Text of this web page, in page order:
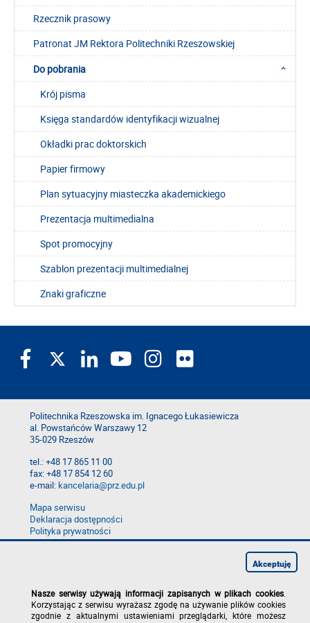
Rzecznik prasowy
Patronat JM Rektora Politechniki Rzeszowskiej
Do pobrania
Krój pisma
Księga standardów identyfikacji wizualnej
Okładki prac doktorskich
Papier firmowy
Plan sytuacyjny miasteczka akademickiego
Prezentacja multimedialna
Spot promocyjny
Szablon prezentacji multimedialnej
Znaki graficzne
Politechnika Rzeszowska im. Ignacego Łukasiewicza
al. Powstańców Warszawy 12
35-029 Rzeszów
tel.: +48 17 865 11 00
fax: +48 17 854 12 60
e-mail:kancelaria@prz.edu.pl
Mapa serwisu
Deklaracja dostępności
Polityka prywatności
Zgłoś błąd na stronie
Nasze serwisy używają informacji zapisanych w plikach cookies
Korzystając z serwisu wyrażasz zgodę na używanie plików cookies
zgodnie z aktualnymi ustawieniami przeglądarki, które możesz
Akceptuję